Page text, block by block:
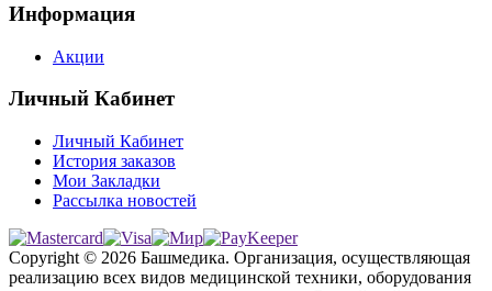
Информация
Акции
Личный Кабинет
Личный Кабинет
История заказов
Мои Закладки
Рассылка новостей
Copyright © 2026 Башмедика. Организация, осуществляющая
реализацию всех видов медицинской техники, оборудования